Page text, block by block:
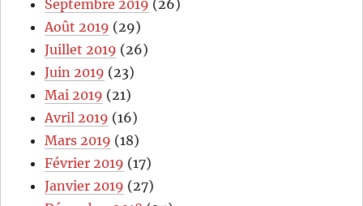
Septembre 2019 (26)
Août 2019 (29)
Juillet 2019 (26)
Juin 2019 (23)
Mai 2019 (21)
Avril 2019 (16)
Mars 2019 (18)
Février 2019 (17)
Janvier 2019 (27)